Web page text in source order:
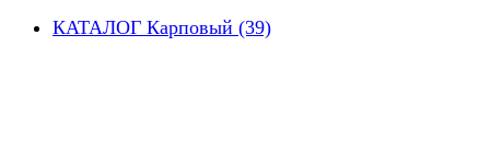
КАТАЛОГ Карповый (39)